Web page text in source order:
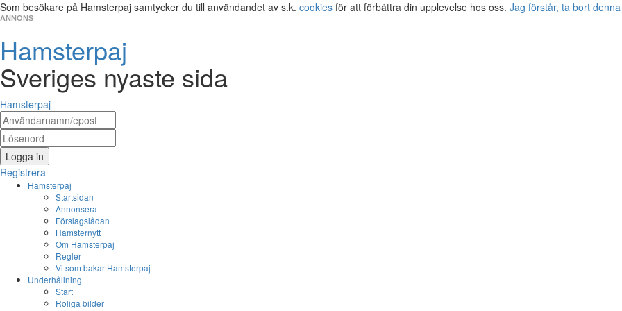
Som besökare på Hamsterpaj samtycker du till användandet av s.k. cookies för att förbättra din upplevelse hos oss. Jag förstår, ta bort
ANNONS
Hamsterpaj
Sveriges nyaste sida
Hamsterpaj
Logga in
Registrera
Hamsterpaj
Startsidan
Annonsera
Förslagslådan
Hamsternytt
Om Hamsterpaj
Regler
Vi som bakar Hamsterpaj
Underhållning
Start
Roliga bilder